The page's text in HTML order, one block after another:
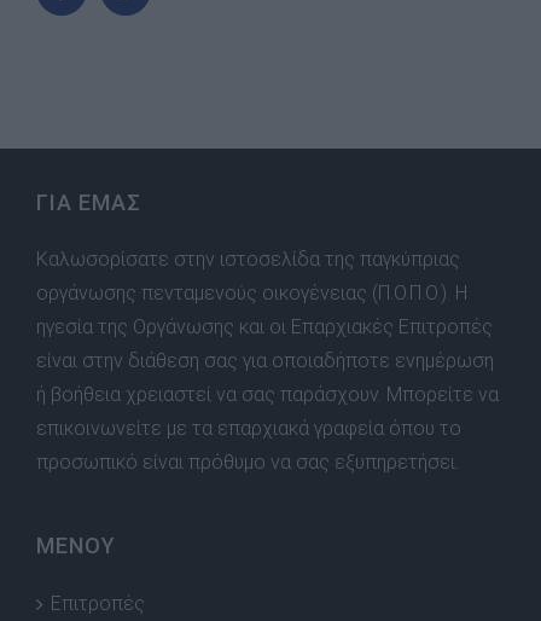
ΓΙΑ ΕΜΑΣ
Καλωσορίσατε στην ιστοσελίδα της παγκύπριας
οργάνωσης πενταμενούς οικογένειας (Π.Ο.Π.Ο.). Η
ηγεσία της Οργάνωσης και οι Επαρχιακές Επιτροπές
είναι στην διάθεση σας για οποιαδήποτε ενημέρωση
ή βοήθεια χρειαστεί να σας παράσχουν. Μπορείτε να
επικοινωνείτε με τα επαρχιακά γραφεία όπου το
προσωπικό είναι πρόθυμο να σας εξυπηρετήσει.
ΜΕΝΟΥ
Επιτροπές